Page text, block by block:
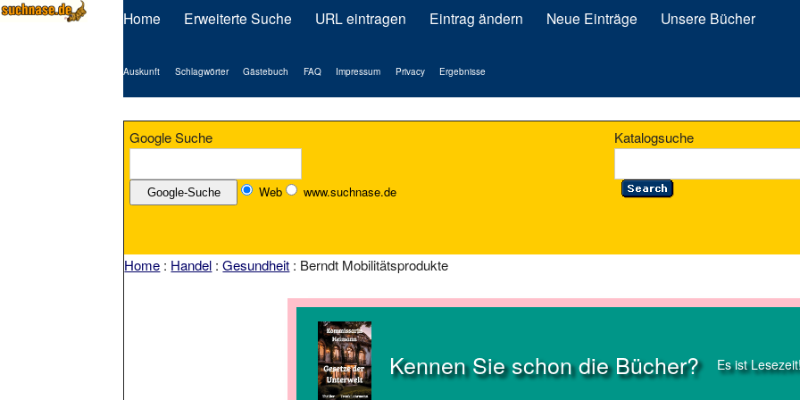
Home Erweiterte Suche URL eintragen Eintrag ändern Neue Einträge Unsere Bücher
Auskunft Schlagwörter Gästebuch FAQ Impressum Privacy Ergebnisse
Google Suche
Web www.suchnase.de
Katalogsuche
Home : Handel :Gesundheit : Berndt Mobilitätsprodukte
Kennen Sie schon die Bücher? Es ist